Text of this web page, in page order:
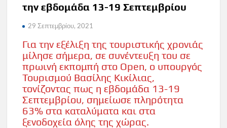
την εβδομάδα 13-19 Σεπτεμβρίου
29 Σεπτεμβρίου, 2021
Για την εξέλιξη της τουριστικής χρονιάς
μίλησε σήμερα, σε συνέντευξη του σε
πρωινή εκπομπή στο Open, o υπουργός
Τουρισμού Βασίλης Κικίλιας,
τονίζοντας πως η εβδομάδα 13-19
Σεπτεμβρίου, σημείωσε πληρότητα
63% στα καταλύματα και στα
ξενοδοχεία όλης της χώρας.